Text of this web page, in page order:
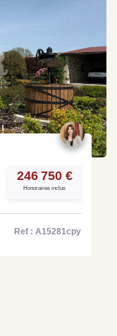
246 750 €
Honoraires inclus
Ref : A15281cpy